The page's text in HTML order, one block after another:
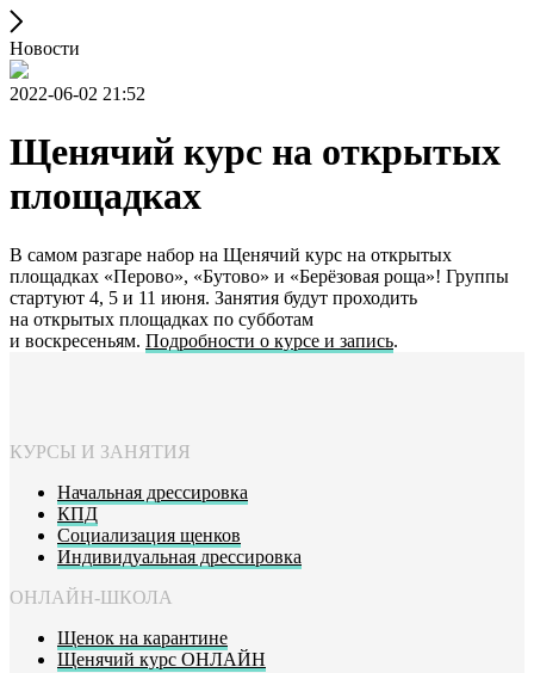
Новости
2022-06-02 21:52
Щенячий курс на открытых
площадках
В самом разгаре набор на Щенячий курс на открытых
площадках «Перово», «Бутово» и «Берёзовая роща»! Группы
стартуют 4, 5 и 11 июня. Занятия будут проходить
на открытых площадках по субботам
и воскресеньям. Подробности о курсе и запись.
КУРСЫ И ЗАНЯТИЯ
Начальная дрессировка
КПД
Социализация щенков
Индивидуальная дрессировка
ОНЛАЙН-ШКОЛА
Щенок на карантине
Щенячий курс ОНЛАЙН